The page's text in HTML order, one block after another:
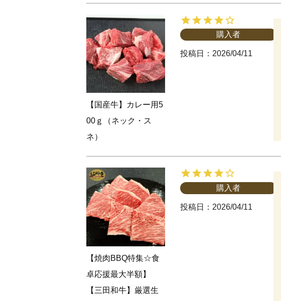
【国産牛】カレー用5
00ｇ（ネック・ス
ネ）
購入者
投稿日 2026/04/11
【焼肉BBQ特集☆食
卓応援最大半額】
【三田和牛】厳選生
購入者
投稿日 2026/04/11